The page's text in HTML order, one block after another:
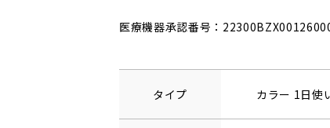
医療機器承認番号：
タイプ カラー 1日使